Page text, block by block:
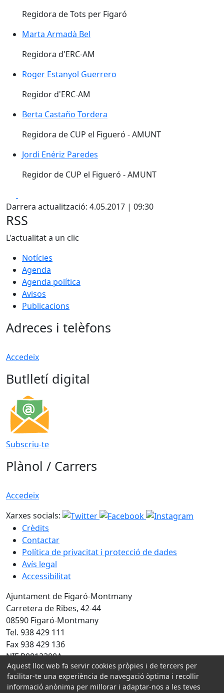
Regidora de Tots per Figaró
Marta Armadà Bel
Regidora d'ERC-AM
Roger Estanyol Guerrero
Regidor d'ERC-AM
Berta Castaño Tordera
Regidora de CUP el Figueró - AMUNT
Jordi Enériz Paredes
Regidor de CUP el Figueró - AMUNT
Darrera actualització: 4.05.2017 | 09:30
RSS
L'actualitat a un clic
Notícies
Agenda
Agenda política
Avisos
Publicacions
Adreces i telèfons
Accedeix
Butlletí digital
Subscriu-te
Plànol / Carrers
Accedeix
Xarxes socials:
Crèdits
Contactar
Política de privacitat i protecció de dades
Avís legal
Accessibilitat
Ajuntament de Figaró-Montmany
Carretera de Ribes, 42-44
08590 Figaró-Montmany
Tel. 938 429 111
Fax 938 429 136
NIF P0813300A
Amb la col·laboració de:
Aquest lloc web fa servir cookies pròpies i de tercers per
facilitar-te una experiència de navegació òptima i recollir
informació anònima per millorar i adaptar-nos a les teves